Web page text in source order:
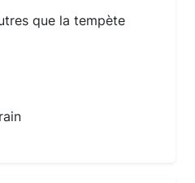
que la tempète